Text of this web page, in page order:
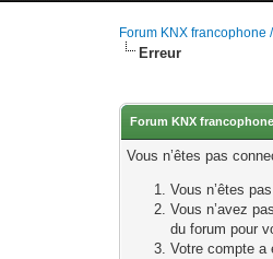
Forum KNX francophone
Erreur
Forum KNX
Vous n’êtes pas
Vous n’êtes
Vous n’avez
du forum pour
Votre compte a